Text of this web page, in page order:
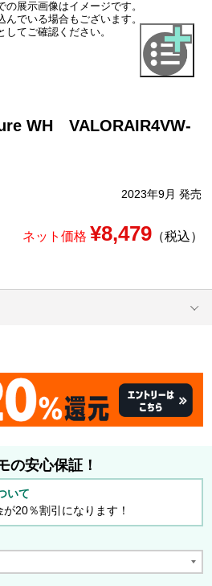
の展示画像はイメージです。
んでいる場合もございます。
してご確認ください。
WH VALORAIR4VW-
2023年9月 発売
ネット価格 ¥8,479（税込）
の安心保証！
いて
20％割引になります！